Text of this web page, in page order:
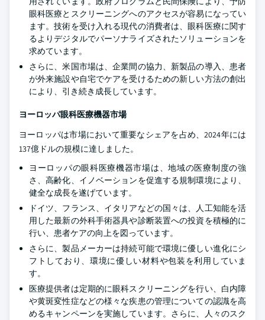
眼科医療とスクリーニングへのアクセスが容易になってい
ます。技術を受け入れる現代の消費者は、眼科医療に関す
るよりデジタルでパーソナライズされたソリューションを
求めています。
さらに、米国市場は、企業間の協力、新製品の導入、患者
が外来施設や自宅でケアを受けるための新しい方法の創出
により、引き続き成長しています。
ヨーロッパ眼科医療機器市場
ヨーロッパは市場において重要なシェアを占め、2024年には
137億ドルの規模に達しました。
ヨーロッパの眼科医療機器市場は、地域の医療制度の強
さ、高齢化、イノベーションを促進する規制環境により、
健全な成長を遂げています。
ドイツ、フランス、イタリアなどの国々は、人工知能を活
用した最新の外科手術器具や診断装置への投資を積極的に
行い、患者ケアの向上を図っています。
さらに、製品メーカーは持続可能で環境に優しい進化にシ
フトしており、環境に優しい材料や包装を利用していま
す。
医療提供者は定期的に眼科スクリーニングを行い、白内障
や黄斑変性症などの様々な疾患の管理についての認識を高
めるキャンペーンを実施しています。さらに、人々のスク